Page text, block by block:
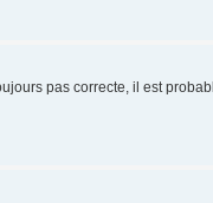
pas correcte, il est